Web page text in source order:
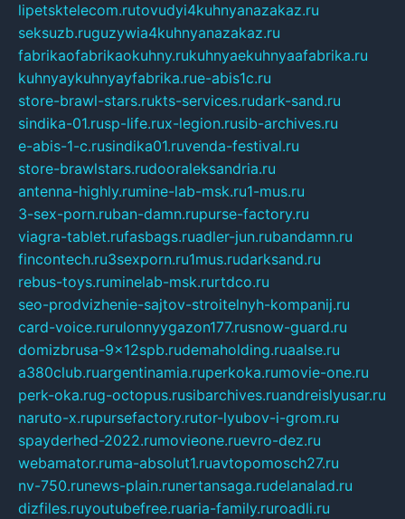
lipetsktelecom.rutovudyi4kuhnyanazakaz.ru
seksuzb.ruguzywia4kuhnyanazakaz.ru
fabrikaofabrikaokuhny.rukuhnyaekuhnyaafabrika.ru
kuhnyaykuhnyayfabrika.rue-abis1c.ru
store-brawl-stars.rukts-services.rudark-sand.ru
sindika-01.rusp-life.rux-legion.rusib-archives.ru
e-abis-1-c.rusindika01.ruvenda-festival.ru
store-brawlstars.rudooraleksandria.ru
antenna-highly.rumine-lab-msk.ru1-mus.ru
3-sex-porn.ruban-damn.rupurse-factory.ru
viagra-tablet.rufasbags.ruadler-jun.rubandamn.ru
fincontech.ru3sexporn.ru1mus.rudarksand.ru
rebus-toys.ruminelab-msk.rurtdco.ru
seo-prodvizhenie-sajtov-stroitelnyh-kompanij.ru
card-voice.rurulonnyygazon177.rusnow-guard.ru
domizbrusa-9x12spb.rudemaholding.ruaalse.ru
a380club.ruargentinamia.ruperkoka.rumovie-one.ru
perk-oka.rug-octopus.rusibarchives.ruandreislyusar.ru
naruto-x.rupursefactory.rutor-lyubov-i-grom.ru
spayderhed-2022.rumovieone.ruevro-dez.ru
webamator.ruma-absolut1.ruavtopomosch27.ru
nv-750.runews-plain.runertansaga.rudelanalad.ru
dizfiles.ruyoutubefree.ruaria-family.ruroadli.ru